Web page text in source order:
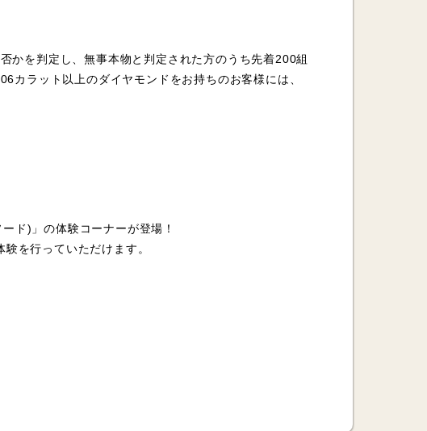
かを判定し、無事本物と判定された方のうち先着200組
カラット以上のダイヤモンドをお持ちのお客様には、
ード)」の体験コーナーが登場！
を行っていただけます。